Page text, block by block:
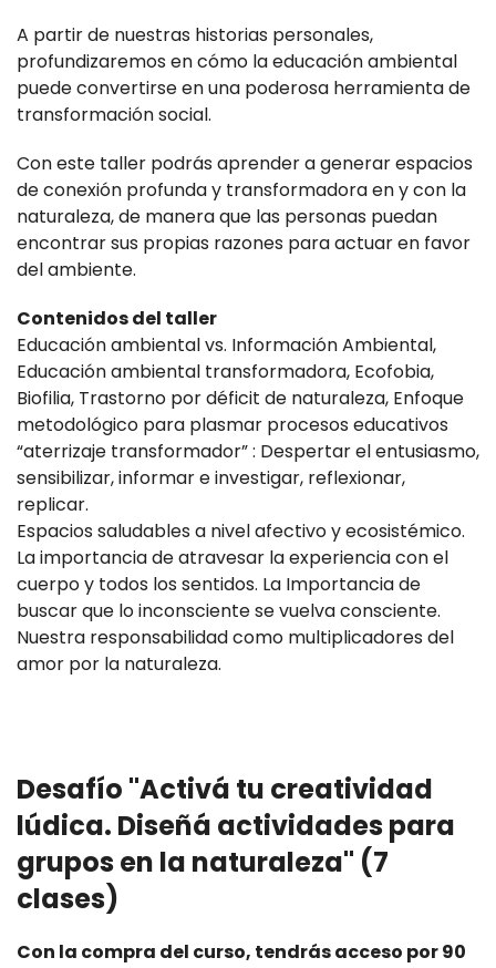
A partir de nuestras historias personales,
profundizaremos en cómo la educación ambiental
puede convertirse en una poderosa herramienta de
transformación social.
Con este taller podrás aprender a generar espacios
de conexión profunda y transformadora en y con la
naturaleza, de manera que las personas puedan
encontrar sus propias razones para actuar en favor
del ambiente.
Contenidos del taller
Educación ambiental vs. Información Ambiental,
Educación ambiental transformadora, Ecofobia,
Biofilia, Trastorno por déficit de naturaleza, Enfoque
metodológico para plasmar procesos educativos
“aterrizaje transformador” : Despertar el entusiasmo,
sensibilizar, informar e investigar, reflexionar,
replicar.
Espacios saludables a nivel afectivo y ecosistémico.
La importancia de atravesar la experiencia con el
cuerpo y todos los sentidos. La Importancia de
buscar que lo inconsciente se vuelva consciente.
Nuestra responsabilidad como multiplicadores del
amor por la naturaleza.
Desafío "Activá tu creatividad
lúdica. Diseñá actividades para
grupos en la naturaleza" (7
clases)
Con la compra del curso, tendrás acceso por 90